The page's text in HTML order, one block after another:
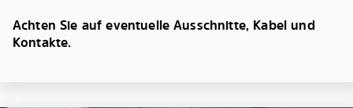
Achten Sie auf eventuelle Ausschnitte, Kabel und
Kontakte.